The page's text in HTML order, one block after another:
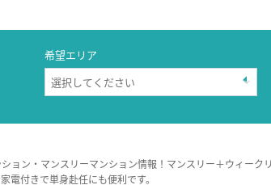
希望エリア
ョン・マンスリーマンション情報！マンスリー＋ウィー
電付きで単身赴任にも便利です。